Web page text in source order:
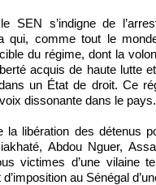
SEN s’indigne de
qui, comme tout le
du régime, dont la
acquis de haute lutte
un État de droit. Ce
dissonante dans le pays.
la libération des détenus
Abdou Nguer,
victimes d’une vilaine
au Sénégal